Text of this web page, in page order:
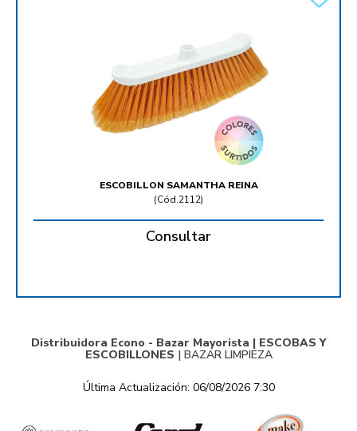
ESCOBILLON SAMANTHA REINA
(Cód.2112)
Consultar
Distribuidora Econo - Bazar Mayorista | ESCOBAS Y
ESCOBILLONES | BAZAR LIMPIEZA
Última Actualización: 06/08/2026 7:30